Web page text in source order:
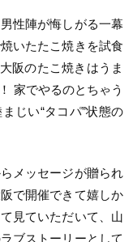
性陣が悔しがる一幕
いたたこ焼きを試食
阪のたこ焼きはうま
家でやるのとちゃう
じい“タコパ”状態の
メッセージが贈られ
で開催できて嬉しか
見ていただいて、山
ブストーリーとして